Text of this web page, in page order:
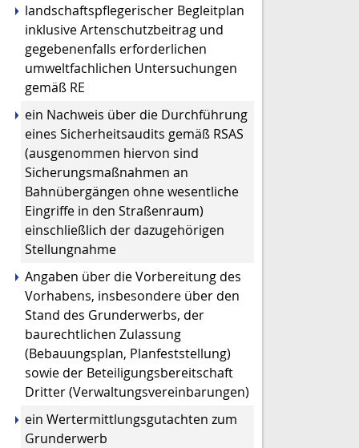
landschaftspflegerischer Begleitplan
inklusive Artenschutzbeitrag und
gegebenenfalls erforderlichen
umweltfachlichen Untersuchungen
gemäß RE
ein Nachweis über die Durchführung
eines Sicherheitsaudits gemäß RSAS
(ausgenommen hiervon sind
Sicherungsmaßnahmen an
Bahnübergängen ohne wesentliche
Eingriffe in den Straßenraum)
einschließlich der dazugehörigen
Stellungnahme
Angaben über die Vorbereitung des
Vorhabens, insbesondere über den
Stand des Grunderwerbs, der
baurechtlichen Zulassung
(Bebauungsplan, Planfeststellung)
sowie der Beteiligungsbereitschaft
Dritter (Verwaltungsvereinbarungen)
ein Wertermittlungsgutachten zum
Grunderwerb